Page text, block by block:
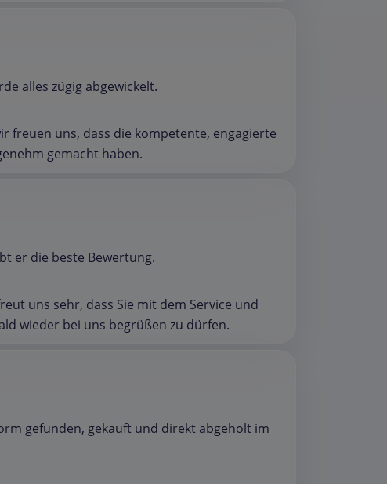
alles zügig abgewickelt.
freuen uns, dass die kompetente, engagierte
gemacht haben.
er die beste Bewertung.
uns sehr, dass Sie mit dem Service und
wieder bei uns begrüßen zu dürfen.
gefunden, gekauft und direkt abgeholt im